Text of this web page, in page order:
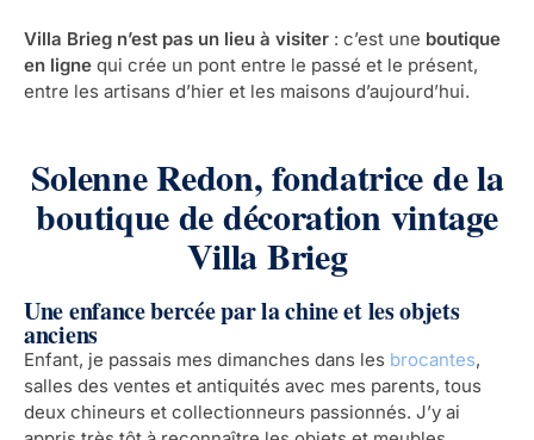
Villa Brieg n’est pas un lieu à visiter : c’est une boutique
en ligne qui crée un pont entre le passé et le présent,
entre les artisans d’hier et les maisons d’aujourd’hui.
Solenne Redon, fondatrice de la
boutique de décoration vintage
Villa Brieg
Une enfance bercée par la chine et les objets
anciens
Enfant, je passais mes dimanches dans les brocantes,
salles des ventes et antiquités avec mes parents, tous
deux chineurs et collectionneurs passionnés. J’y ai